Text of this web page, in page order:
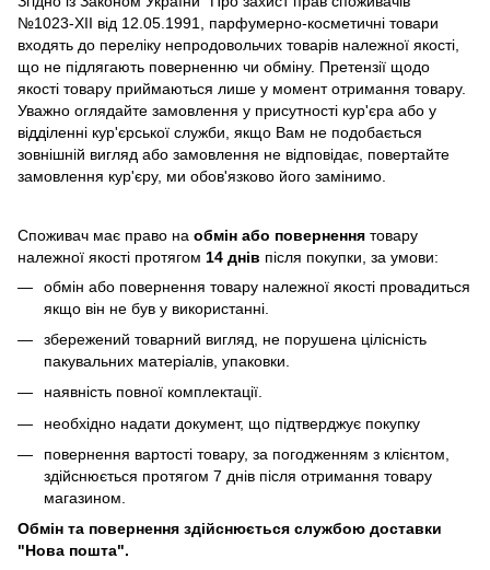
№1023-XII від 12.05.1991, парфумерно-косметичні товари
входять до переліку непродовольчих товарів належної якості,
що не підлягають поверненню чи обміну. Претензії щодо
якості товару приймаються лише у момент отримання товару.
Уважно оглядайте замовлення у присутності кур'єра або у
відділенні кур'єрської служби, якщо Вам не подобається
зовнішній вигляд або замовлення не відповідає, повертайте
замовлення кур'єру, ми обов'язково його замінимо.
Споживач має право на обмін або повернення товару
належної якості протягом 14 днів після покупки, за умови:
обмін або повернення товару належної якості провадиться
якщо він не був у використанні.
збережений товарний вигляд, не порушена цілісність
пакувальних матеріалів, упаковки.
наявність повної комплектації.
необхідно надати документ, що підтверджує покупку
повернення вартості товару, за погодженням з клієнтом,
здійснюється протягом 7 днів після отримання товару
магазином.
Обмін та повернення здійснюється службою доставки
"Нова пошта".